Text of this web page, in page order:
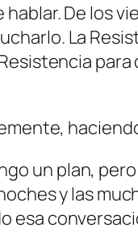
De los
La
un plan,
y las
esa